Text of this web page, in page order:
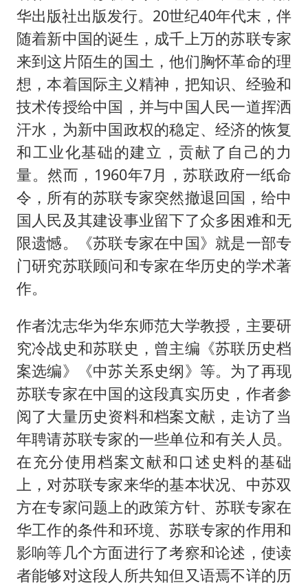
云南一男子胃中取出180颗铁钉
景区回应“麦积山石窟看完需2000元”
曹颖儿子首次演长剧
以军士兵把枪口对准中国记者
全球最大级别运输船通过长江大桥
奋力开创中国式现代化建设新局面
华出版社出版发行。20世纪40年代末，伴
随着新中国的诞生，成千上万的苏联专家
来到这片陌生的国土，他们胸怀革命的理
想，本着国际主义精神，把知识、经验和
技术传授给中国，并与中国人民一道挥洒
汗水，为新中国政权的稳定、经济的恢复
和工业化基础的建立，贡献了自己的力
量。然而，1960年7月，苏联政府一纸命
令，所有的苏联专家突然撤退回国，给中
国人民及其建设事业留下了众多困难和无
限遗憾。《苏联专家在中国》就是一部专
门研究苏联顾问和专家在华历史的学术著
作。
作者沈志华为华东师范大学教授，主要研
究冷战史和苏联史，曾主编《苏联历史档
案选编》《中苏关系史纲》等。为了再现
苏联专家在中国的这段真实历史，作者参
阅了大量历史资料和档案文献，走访了当
年聘请苏联专家的一些单位和有关人员。
在充分使用档案文献和口述史料的基础
上，对苏联专家来华的基本状况、中苏双
方在专家问题上的政策方针、苏联专家在
华工作的条件和环境、苏联专家的作用和
影响等几个方面进行了考察和论述，使读
者能够对这段人所共知但又语焉不详的历